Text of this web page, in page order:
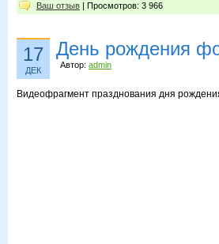
Ваш отзыв | Просмотров: 3 966
17
ДЕК
День рождения
Автор: admin
Видеофрагмент празднования дня